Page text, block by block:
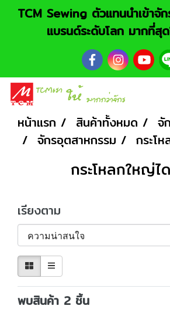
TCM Sewing ตัวแทนนำเข้าจั
แบรนด์ระดับโลก มากที่สุด
หน้าแรก สินค้าทั้งหมด
จั
จักรอุตสาหกรรม
กระโ
กระโหลกใหญ่ไ
เรียงตาม
พบสินค้า 2 ชิ้น